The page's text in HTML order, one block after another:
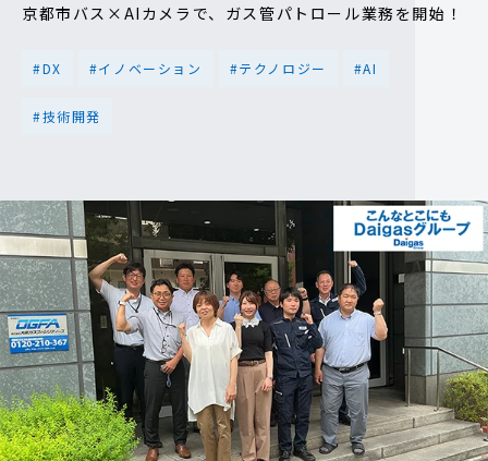
京都市バス×AIカメラで、ガス管パトロール業務を開始！
#DX #イノベーション #テクノロジー #AI
#技術開発